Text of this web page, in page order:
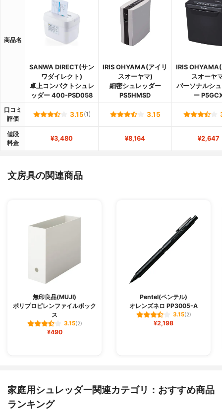
商品名
SANWA DIRECT(サン
ワダイレクト)
卓上コンパクトシュレ
ッダー 400-PSD058
IRIS OHYAMA(アイリ
スオーヤマ)
細密シュレッダー
PS5HMSD
IRIS
スオーヤ
パーソナルシ
ー
口コミ
評価
3.15(1) 3.15
値段
料金
¥3,480 ¥8,164 ¥2,647
文房具の関連商品
無印良品(MUJI)
ポリプロピレンファイルボック
ス
3.15(2)
¥490
Pentel(ペンテル)
オレンズネロ PP3005-A
3.15(2)
¥2,198
家庭用シュレッダー関連カテゴリ：おすすめ商品
ランキング